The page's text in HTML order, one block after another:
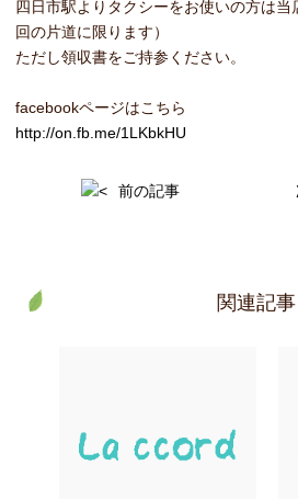
四日市駅よりタクシーをお使いの方は
回の片道に限ります）
ただし領収書をご持参ください。
facebookページはこちら
http://on.fb.me/1LKbkHU
前の記事
関連記事